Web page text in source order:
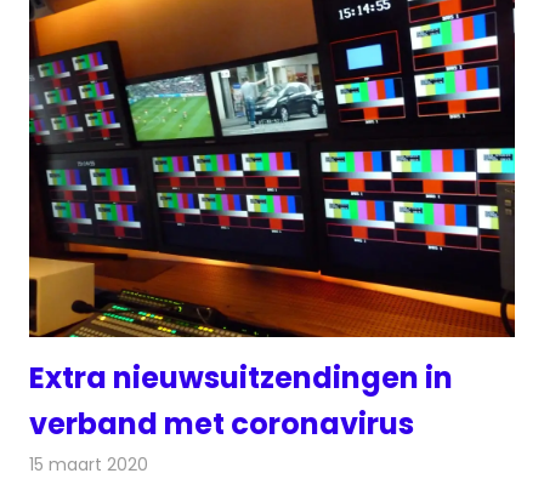
Extra nieuwsuitzendingen in
verband met coronavirus
15 maart 2020